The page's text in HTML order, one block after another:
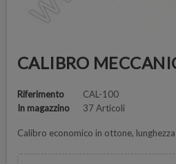
CALIBRO
Riferimento
CAL-100
In magazzino
37 Articoli
Calibro economico in ottone,